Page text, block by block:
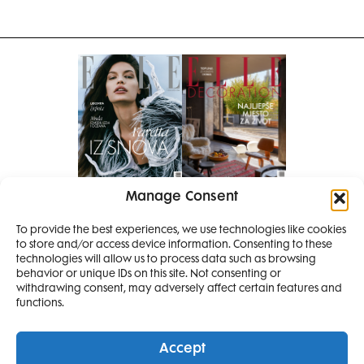
Manage Consent
To provide the best experiences, we use technologies like cookies
to store and/or access device information. Consenting to these
technologies will allow us to process data such as browsing
behavior or unique IDs on this site. Not consenting or
withdrawing consent, may adversely affect certain features and
functions.
Accept
Pretplati se na časopis
PRETPLATITE SE
SMANJI
4 IZDANJA
I 2 IZDANJA ELLE
DECORATIONA +